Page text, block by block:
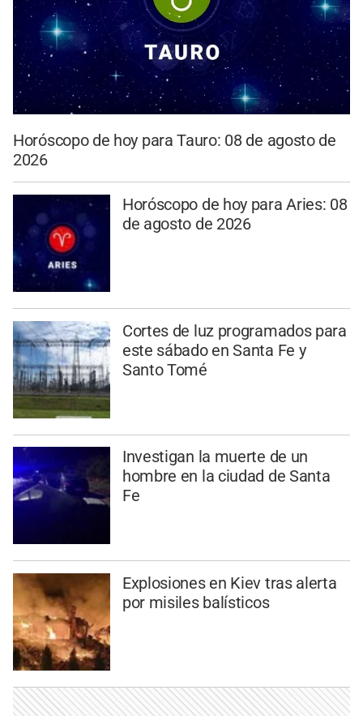
Horóscopo de hoy para Tauro: 08 de agosto de
2026
Horóscopo de hoy para Aries: 08
de agosto de 2026
Cortes de luz programados para
este sábado en Santa Fe y
Santo Tomé
Investigan la muerte de un
hombre en la ciudad de Santa
Fe
Explosiones en Kiev tras alerta
por misiles balísticos